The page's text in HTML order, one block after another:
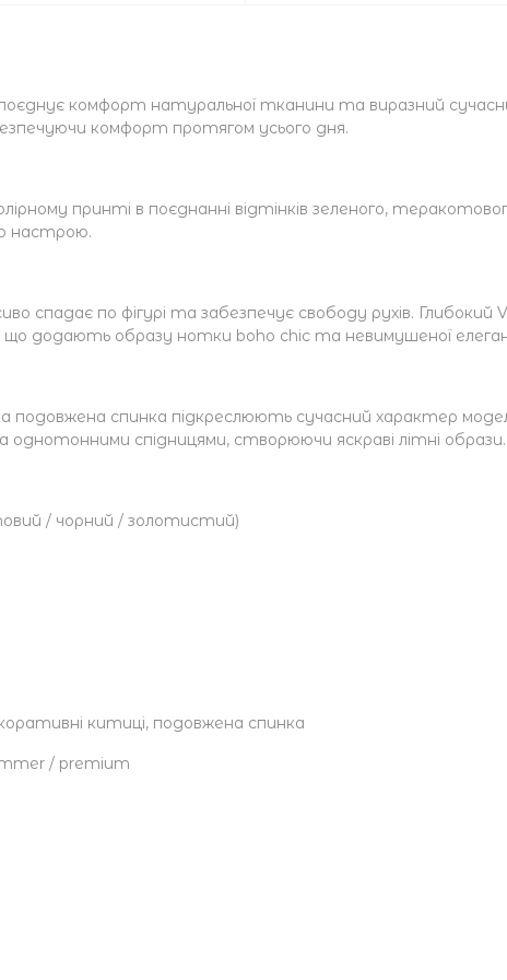
комфорт натуральної тканини та виразний
комфорт протягом усього дня.
принті в поєднанні відтінків зеленого,
настрою.
спадає по фігурі та забезпечує свободу рухів. Глибокий
додають образу нотки boho chic та невимушеної
подовжена спинка підкреслюють сучасний характер
спідницями, створюючи яскраві літні образи.
/ чорний / золотистий)
китиці, подовжена спинка
/ premium